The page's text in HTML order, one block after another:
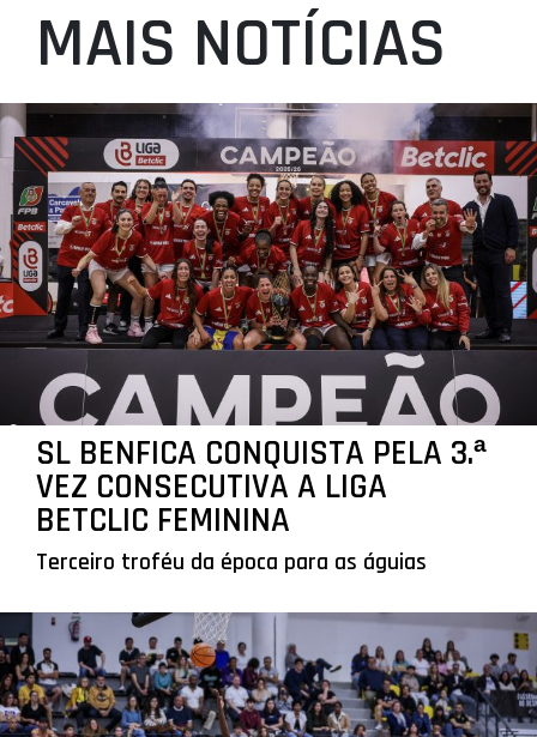
MAIS NOTÍCIAS
SL BENFICA CONQUISTA PELA 3.ª
VEZ CONSECUTIVA A LIGA
BETCLIC FEMININA
Terceiro troféu da época para as águias